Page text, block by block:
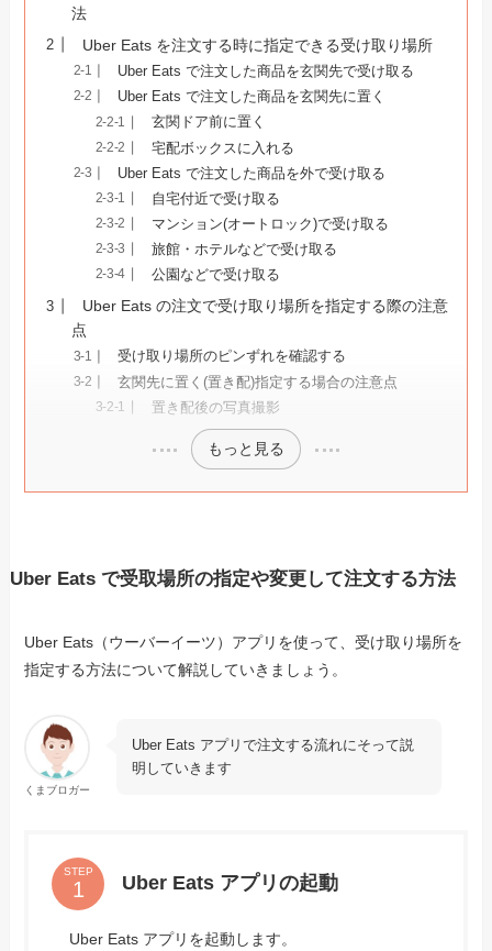
法
Uber Eats を注文する時に指定できる受け取り場所
Uber Eats で注文した商品を玄関先で受け取る
Uber Eats で注文した商品を玄関先に置く
玄関ドア前に置く
宅配ボックスに入れる
Uber Eats で注文した商品を外で受け取る
自宅付近で受け取る
マンション(オートロック)で受け取る
旅館・ホテルなどで受け取る
公園などで受け取る
Uber Eats の注文で受け取り場所を指定する際の注意
点
受け取り場所のピンずれを確認する
玄関先に置く(置き配)指定する場合の注意点
置き配後の写真撮影
もっと見る
Uber Eats で受取場所の指定や変更して注文する方法
Uber Eats（ウーバーイーツ）アプリを使って、受け取り場所を
指定する方法について解説していきましょう。
くまブロガー
Uber Eats アプリで注文する流れにそって説
明していきます
STEP
Uber Eats アプリの起動
Uber Eats アプリを起動します。